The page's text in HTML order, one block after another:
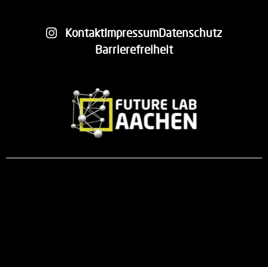
KontaktImpressumDatenschutz
Barrierefreiheit